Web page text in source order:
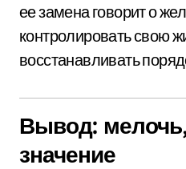
ее замена говорит о
контролировать свою
восстанавливать
Вывод:
значение